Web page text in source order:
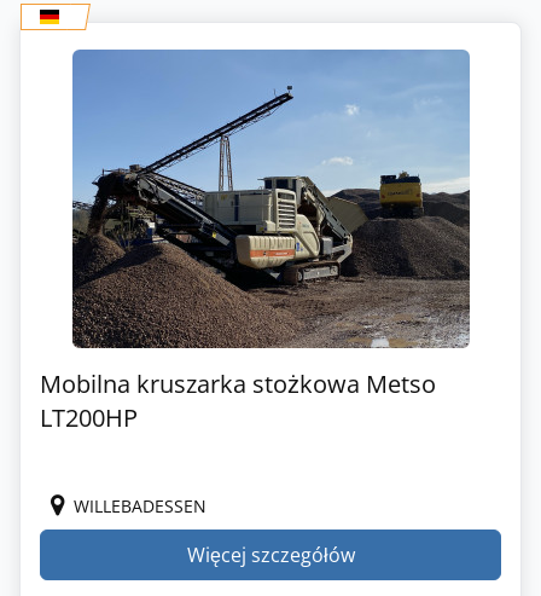
Mobilna kruszarka stożkowa Metso
LT200HP
WILLEBADESSEN
Więcej szczegółów